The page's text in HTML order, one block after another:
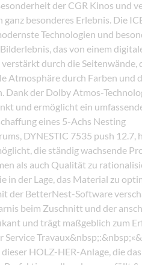
der CGR Kinos und
ganz besonderes Erlebnis. Die
Technologien und
das von einem
durch die Seitenwände,
Atmosphäre durch Farben und
Dank der Dolby Atmos-
und ermöglicht ein
eines 5-Achs Nesting
DYNESTIC 7535 push 12.7,
die ständig wachsende
als auch Qualität zu
in der Lage, das Material zu
der BetterNest-Software
beim Zuschnitt und der
und trägt maßgeblich zum
Service
HOLZ-HER-Anlage, die